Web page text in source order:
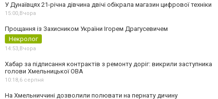
У Дунаївцях 21-річна дівчина двічі обікрала магазин цифрової техніки
15:00,Вчора
Прощання із Захисником України Ігорем Драгусевичем
Некролог
14:53,Вчора
Хабар за підписання контрактів з ремонту доріг: викрили заступника
голови Хмельницької ОВА
10:18,6 серпня
На Хмельниччині дозволили полювати на пернату дичину